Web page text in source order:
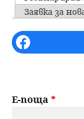
н
ю
ъ
р
е
u
P
r
i
a
Заявка за
Е-поща *